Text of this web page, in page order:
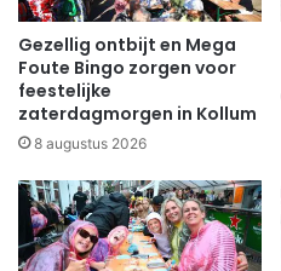
Gezellig ontbijt en Mega
Foute Bingo zorgen voor
feestelijke
zaterdagmorgen in Kollum
8 augustus 2026